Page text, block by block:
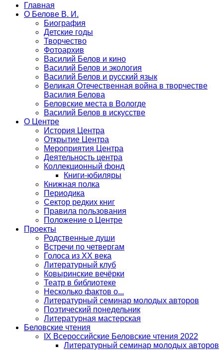
Главная
О Белове В. И.
Биография
Детские годы
Творчество
Фотоархив
Василий Белов и кино
Василий Белов и экология
Василий Белов и русский язык
Великая Отечественная война в творчестве
Василия Белова
Беловские места в Вологде
Василий Белов в искусстве
О Центре
История Центра
Открытие Центра
Мероприятия Центра
Деятельность центра
Коллекционный фонд
Книги-юбиляры
Книжная полка
Периодика
Сектор редких книг
Правила пользования
Положение о Центре
Проекты
Родственные души
Встречи по четвергам
Голоса из ХХ века
Литературный клуб
Ковыринские вечёрки
Театр в библиотеке
Несколько фактов о...
Литературный семинар молодых авторов
Поэтический понедельник
Литературная мастерская
Беловские чтения
IX Всероссийские Беловские чтения 2022
Литературный семинар молодых авторов